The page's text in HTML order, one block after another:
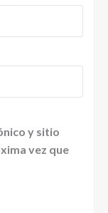
y sitio
vez que